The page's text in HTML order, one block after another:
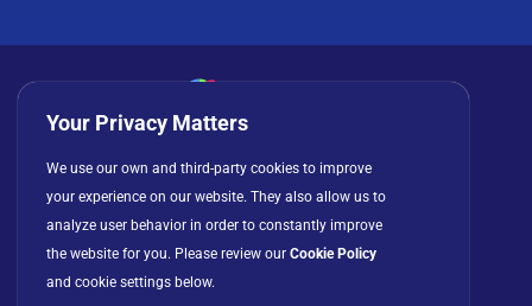
Política de privacidad Cookies
Acuerdo de licencia
Your Privacy Matters
We use our own and third-party cookies to improve
your experience on our website. They also allow us to
analyze user behavior in order to constantly improve
the website for you. Please review our Cookie Policy
and cookie settings below.